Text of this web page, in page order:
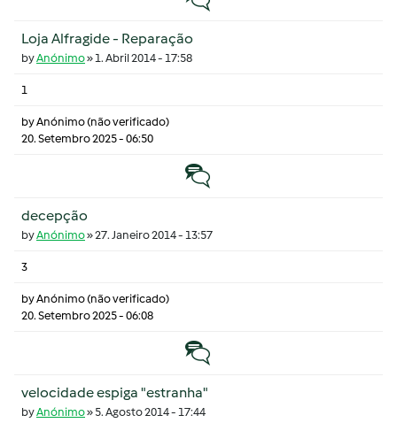
Loja Alfragide - Reparação
byAnónimo»1. Abril 2014 - 17:58
1
byAnónimo (não verificado)
20. Setembro 2025 - 06:50
Tópico normal
decepção
byAnónimo»27. Janeiro 2014 - 13:57
3
byAnónimo (não verificado)
20. Setembro 2025 - 06:08
Tópico normal
velocidade espiga "estranha"
byAnónimo» 5. Agosto 2014 - 17:44